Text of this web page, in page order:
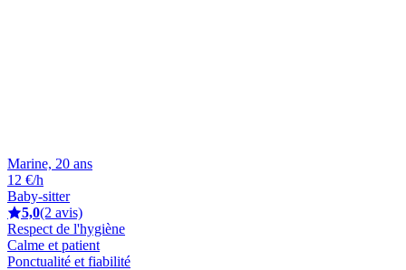
Marine, 20 ans
12 €/h
Baby-sitter
5,0(2 avis)
Respect de l'hygiène
Calme et patient
Ponctualité et fiabilité